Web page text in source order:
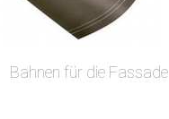
Bahnen für die Fassade